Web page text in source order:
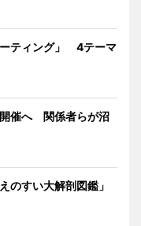
ーティング」 4テーマ
催へ 関係者らが沼
のすい大解剖図鑑」